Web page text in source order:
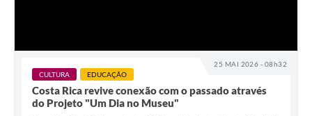
25 MAI 2026 - 08h32
CULTURA EDUCAÇÃO
Costa Rica revive conexão com o passado através
do Projeto "Um Dia no Museu"